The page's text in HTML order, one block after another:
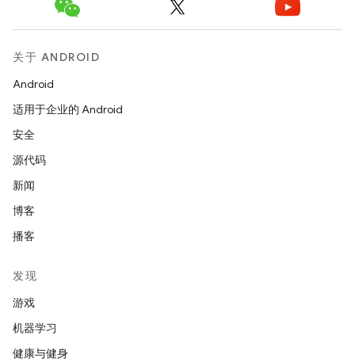
关于 ANDROID
Android
适用于企业的 Android
安全
源代码
新闻
博客
播客
发现
游戏
机器学习
健康与健身